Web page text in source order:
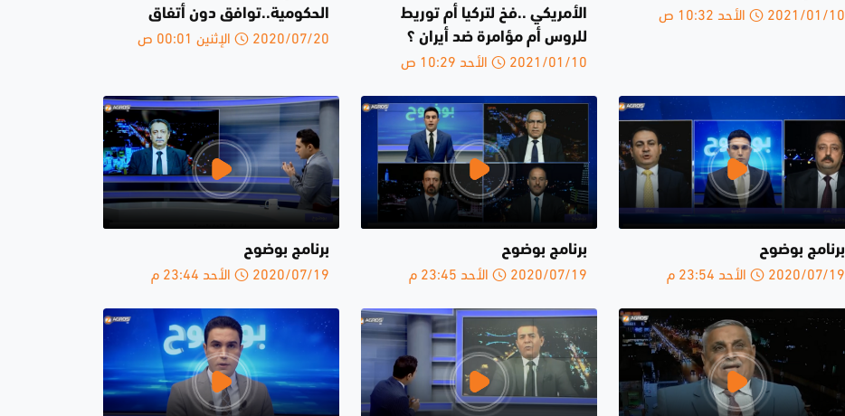
2021/01/10 الأحد 10:32 ص
الأمريكي ..فخ لتركيا أم توريط
للروس أم مؤامرة ضد أيران ؟
2021/01/10 الأحد 10:29 ص
الحكومية..توافق دون أتفاق
2020/07/20 الإثنين 00:01 ص
برنامج بوضوح
2020/07/19 الأحد 23:54 م
برنامج بوضوح
2020/07/19 الأحد 23:45 م
برنامج بوضوح
2020/07/19 الأحد 23:44 م